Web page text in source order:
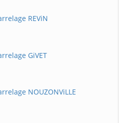
REViN
GiVET
NOUZONViLLE